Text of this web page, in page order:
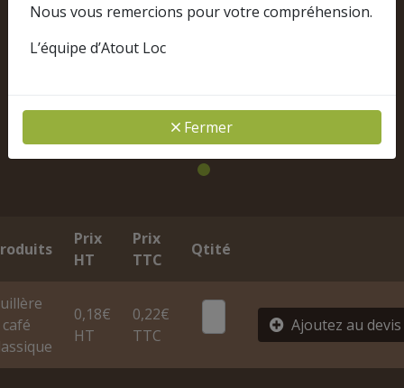
Nous vous remercions pour votre compréhension.
L’équipe d’Atout Loc
Fermer
Prix
HT
Prix
TTC
Qtité
0,18€
HT
0,22€
TTC
Ajoutez au devis